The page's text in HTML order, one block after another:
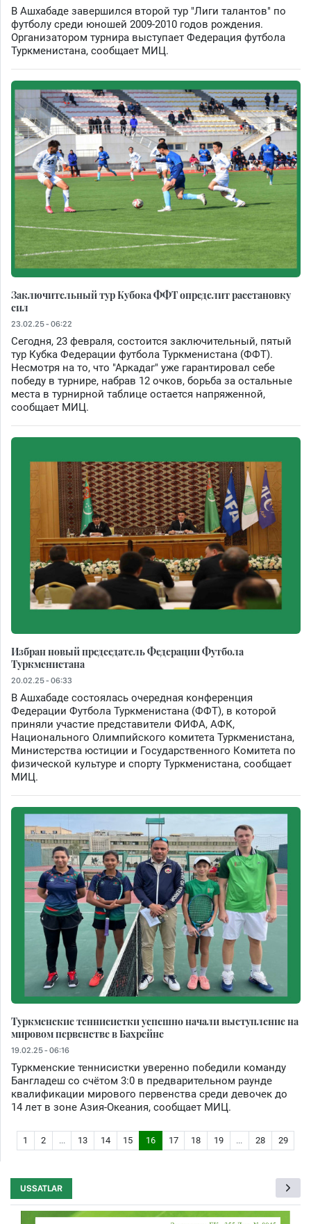
В Ашхабаде завершился второй тур "Лиги талантов" по
футболу среди юношей 2009-2010 годов рождения.
Организатором турнира выступает Федерация футбола
Туркменистана, сообщает МИЦ.
Заключительный тур Кубока ФФТ определит расстановку
сил
23.02.25 - 06:22
Сегодня, 23 февраля, состоится заключительный, пятый
тур Кубка Федерации футбола Туркменистана (ФФТ).
Несмотря на то, что "Аркадаг" уже гарантировал себе
победу в турнире, набрав 12 очков, борьба за остальные
места в турнирной таблице остается напряженной,
сообщает МИЦ.
Избран новый председатель Федерации Футбола
Туркменистана
20.02.25 - 06:33
В Ашхабаде состоялась очередная конференция
Федерации Футбола Туркменистана (ФФТ), в которой
приняли участие представители ФИФА, АФК,
Национального Олимпийского комитета Туркменистана,
Министерства юстиции и Государственного Комитета по
физической культуре и спорту Туркменистана, сообщает
МИЦ.
Туркменские теннисистки успешно начали выступление на
мировом первенстве в Бахрейне
19.02.25 - 06:16
Туркменские теннисистки уверенно победили команду
Бангладеш со счётом 3:0 в предварительном раунде
квалификации мирового первенства среди девочек до
14 лет в зоне Азия-Океания, сообщает МИЦ.
1 2 ... 13 14 15 16 17 18 19 ... 28 29
USSATLAR